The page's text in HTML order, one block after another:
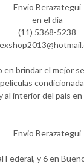
Envio Berazategui
en el día
(11) 5368-5238
brindar el
al interior del pais
Envio Berazategui
y 6 en